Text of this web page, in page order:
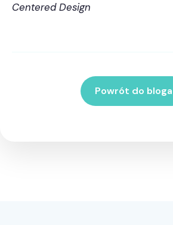
Centered Design
Powrót do bloga